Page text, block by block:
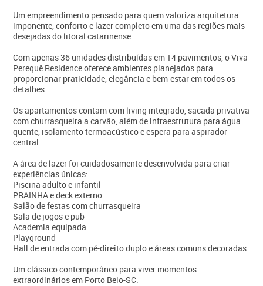
Um empreendimento pensado para quem valoriza arquitetura
imponente, conforto e lazer completo em uma das regiões mais
desejadas do litoral catarinense.
Com apenas 36 unidades distribuídas em 14 pavimentos, o Viva
Perequê Residence oferece ambientes planejados para
proporcionar praticidade, elegância e bem-estar em todos os
detalhes.
Os apartamentos contam com living integrado, sacada privativa
com churrasqueira a carvão, além de infraestrutura para água
quente, isolamento termoacústico e espera para aspirador
central.
A área de lazer foi cuidadosamente desenvolvida para criar
experiências únicas:
Piscina adulto e infantil
PRAINHA e deck externo
Salão de festas com churrasqueira
Sala de jogos e pub
Academia equipada
Playground
Hall de entrada com pé-direito duplo e áreas comuns decoradas
Um clássico contemporâneo para viver momentos
extraordinários em Porto Belo-SC.